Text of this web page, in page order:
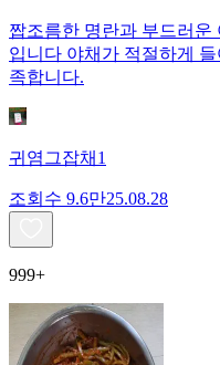
짭조름한 명란과 부드러운
입니다 야채가 적절하게
족합니다.
귀염그잡채1
조회수 9.6만25.08.28
999+